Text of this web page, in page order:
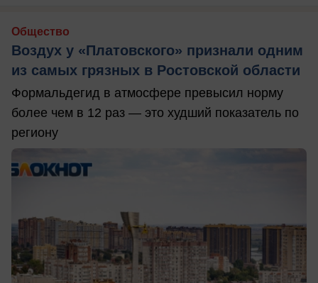
Общество
Воздух у «Платовского» признали одним
из самых грязных в Ростовской области
Формальдегид в атмосфере превысил норму
более чем в 12 раз — это худший показатель по
региону